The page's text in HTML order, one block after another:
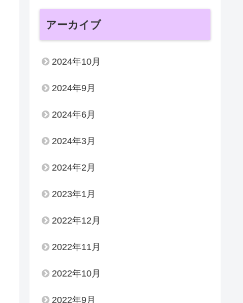
アーカイブ
2024年10月
2024年9月
2024年6月
2024年3月
2024年2月
2023年1月
2022年12月
2022年11月
2022年10月
2022年9月